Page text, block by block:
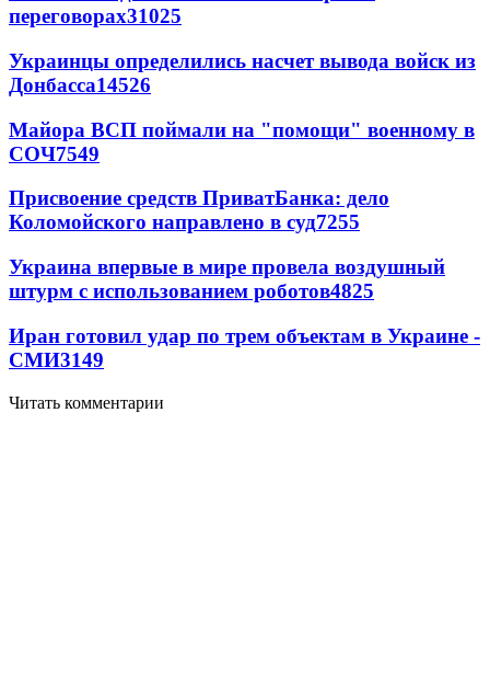
переговорах31025
Украинцы определились насчет вывода войск из
Донбасса14526
Майора ВСП поймали на "помощи" военному в
СОЧ7549
Присвоение средств ПриватБанка: дело
Коломойского направлено в суд7255
Украина впервые в мире провела воздушный
штурм с использованием роботов4825
Иран готовил удар по трем объектам в Украине -
СМИ3149
Читать комментарии